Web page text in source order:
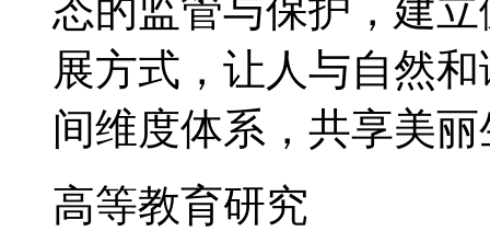
态的监管与保护，建
展方式，让人与自然
间维度体系，共享美
高等教育研究